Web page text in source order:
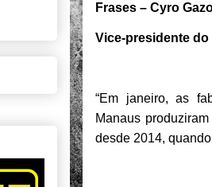
Frases – Cyro
Vice-presidente
“Em janeiro, as
Manaus
desde 2014,